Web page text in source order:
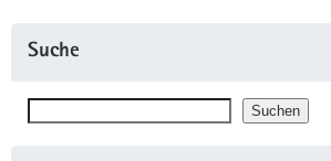
Suche
Suchen